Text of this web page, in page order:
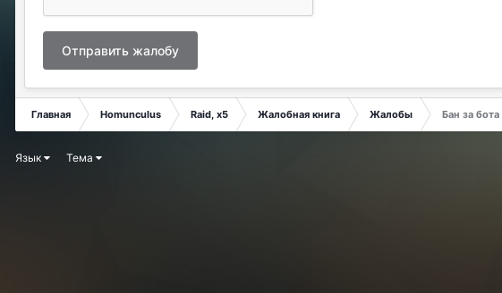
Отправить жалобу
Главная Homunculus Raid, x5 Жалобная книга Жалобы Бан за бота
Язык Тема